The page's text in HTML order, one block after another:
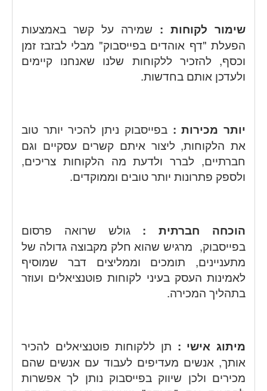
שימור לקוחות : שמירה על קשר באמצעות
הפעלת "דף אוהדים בפייסבוק" מבלי לבזבז זמן
וכסף, להזכיר ללקוחות שלנו שאנחנו קיימים
ולעדכן אותם בחדשות.
יותר מכירות : בפייסבוק ניתן להכיר יותר טוב
את הלקוחות, ליצור איתם קשרים עסקיים וגם
חברתיים, לברר ולדעת מה הלקוחות צריכים,
ולספק פתרונות יותר טובים וממוקדים.
הוכחה חברתית : גולש שרואה פרסום
בפייסבוק, מרגיש שהוא חלק מקבוצה גדולה של
מתעניינים, תומכים וממליצים דבר שמוסיף
לאמינות העסק בעיני לקוחות פוטנציאלים ועוזר
בתהליך המכירה.
מיתוג אישי : תן ללקוחות פוטנציאלים להכיר
אותך, אנשים מעדיפים לעבוד עם אנשים שהם
מכירים ולכן שיווק בפייסבוק נותן לך אפשרות